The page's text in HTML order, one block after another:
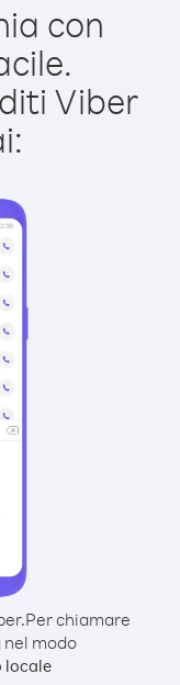
con
Viber
Per chiamare
nel modo
locale